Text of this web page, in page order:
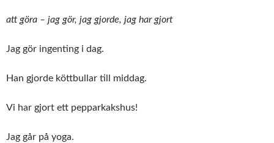
att göra – jag gör, jag gjorde, jag har gjort
Jag gör ingenting i dag.
Han gjorde köttbullar till middag.
Vi har gjort ett pepparkakshus!
Jag går på yoga.